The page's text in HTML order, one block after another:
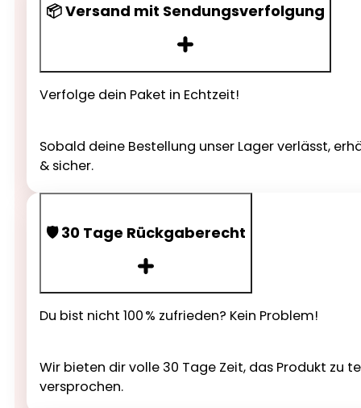
📦 Versand mit Sendungsverfolgung
Verfolge dein Paket in Echtzeit!
Sobald deine Bestellung unser Lager verlässt,
& sicher.
🛡️ 30 Tage Rückgaberecht
Du bist nicht 100 % zufrieden? Kein Problem!
Wir bieten dir volle 30 Tage Zeit, das Produkt zu
versprochen.